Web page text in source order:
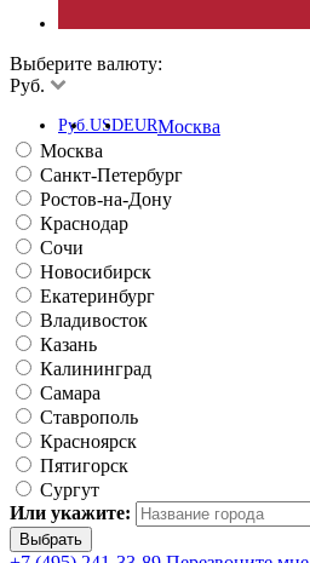
Выберите валюту:
Руб.
Руб.USDEURМосква
Москва
Санкт-Петербург
Ростов-на-Дону
Краснодар
Сочи
Новосибирск
Екатеринбург
Владивосток
Казань
Калининград
Самара
Ставрополь
Красноярск
Пятигорск
Сургут
Или укажите: